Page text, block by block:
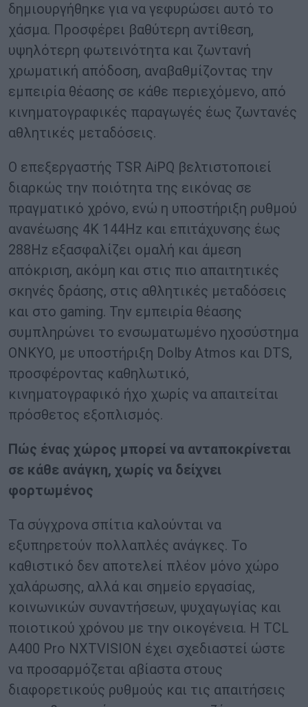
δημιουργήθηκε για να γεφυρώσει αυτό το
χάσμα. Προσφέρει βαθύτερη αντίθεση,
υψηλότερη φωτεινότητα και ζωντανή
χρωματική απόδοση, αναβαθμίζοντας την
εμπειρία θέασης σε κάθε περιεχόμενο, από
κινηματογραφικές παραγωγές έως ζωντανές
αθλητικές μεταδόσεις.
Ο επεξεργαστής TSR AiPQ βελτιστοποιεί
διαρκώς την ποιότητα της εικόνας σε
πραγματικό χρόνο, ενώ η υποστήριξη ρυθμού
ανανέωσης 4K 144Hz και επιτάχυνσης έως
288Hz εξασφαλίζει ομαλή και άμεση
απόκριση, ακόμη και στις πιο απαιτητικές
σκηνές δράσης, στις αθλητικές μεταδόσεις
και στο gaming. Την εμπειρία θέασης
συμπληρώνει το ενσωματωμένο ηχοσύστημα
ONKYO, με υποστήριξη Dolby Atmos και DTS,
προσφέροντας καθηλωτικό,
κινηματογραφικό ήχο χωρίς να απαιτείται
πρόσθετος εξοπλισμός.
Πώς ένας χώρος μπορεί να ανταποκρίνεται
σε κάθε ανάγκη, χωρίς να δείχνει
φορτωμένος
Τα σύγχρονα σπίτια καλούνται να
εξυπηρετούν πολλαπλές ανάγκες. Το
καθιστικό δεν αποτελεί πλέον μόνο χώρο
χαλάρωσης, αλλά και σημείο εργασίας,
κοινωνικών συναντήσεων, ψυχαγωγίας και
ποιοτικού χρόνου με την οικογένεια. Η TCL
A400 Pro NXTVISION έχει σχεδιαστεί ώστε
να προσαρμόζεται αβίαστα στους
διαφορετικούς ρυθμούς και τις απαιτήσεις